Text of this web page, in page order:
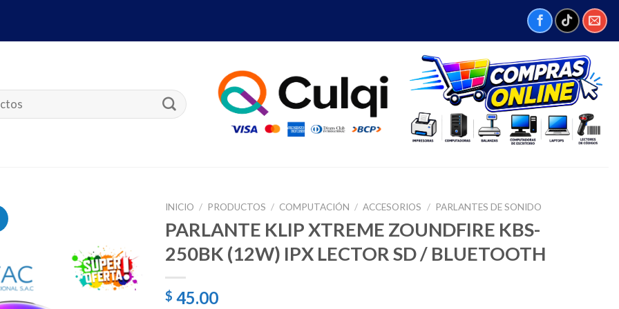
INICIO / PRODUCTOS / COMPUTACIÓN / ACCESORIOS / PARLANTES DE SONIDO
PARLANTE KLIP XTREME ZOUNDFIRE KBS-
250BK (12W) IPX LECTOR SD / BLUETOOTH
$ 45.00